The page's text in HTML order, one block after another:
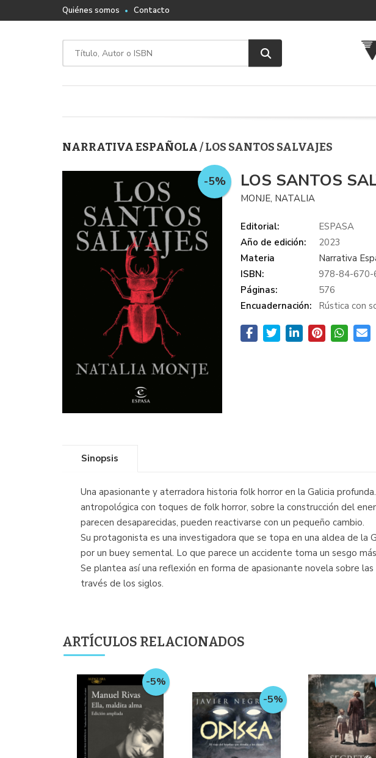
Quiénes somos Contacto
NARRATIVA ESPAÑOLA/ LOS SANTOS SALVAJES
-5% LOS SANTOS
MONJE, NATALIA
Editorial:
ESPASA
Año de edición:
2023
Materia
Narrativa
ISBN:
978-84-670-
Páginas:
576
Encuadernación:
Rústica con
Sinopsis
Una apasionante y aterradora historia folk horror en la Galicia
antropológica con toques de folk horror, sobre la construcción del
parecen desaparecidas, pueden reactivarse con un pequeño cambio.
Su protagonista es una investigadora que se topa en una aldea de
por un buey semental. Lo que parece un accidente toma un sesgo
Se plantea así una reflexión en forma de apasionante novela sobre
través de los siglos.
ARTÍCULOS RELACIONADOS
-5%
-5%